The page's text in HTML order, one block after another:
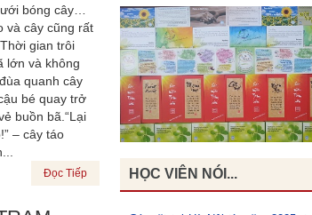
bóng cây…
và cây cũng rất
gian trôi
lớn và không
quanh cây
bé quay trở
buồn bã.“Lại
– cây táo
Đọc Tiếp HỌC VIÊN NÓI...